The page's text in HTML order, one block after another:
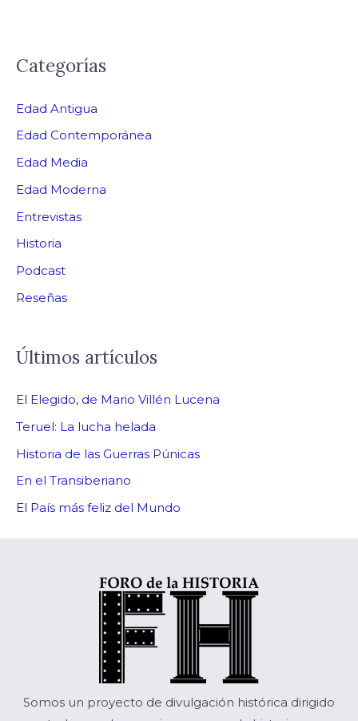
Categorías
Edad Antigua
Edad Contemporánea
Edad Media
Edad Moderna
Entrevistas
Historia
Podcast
Reseñas
Últimos artículos
El Elegido, de Mario Villén Lucena
Teruel: La lucha helada
Historia de las Guerras Púnicas
En el Transiberiano
El País más feliz del Mundo
Somos un proyecto de divulgación histórica dirigido